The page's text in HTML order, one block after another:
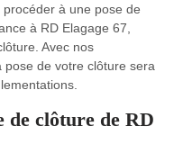
à une pose de
à RD Elagage 67,
Avec nos
de votre clôture sera
de clôture de RD